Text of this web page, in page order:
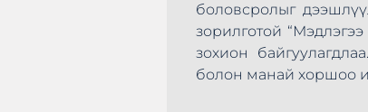
боловсролыг
зорилготой
зохион
болон манай хоршоо